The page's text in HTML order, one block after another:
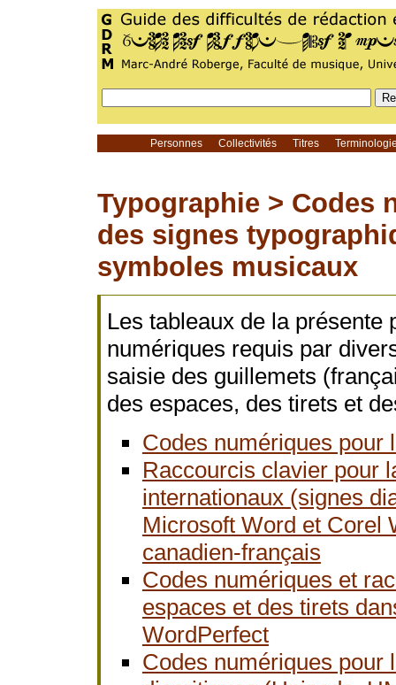
Personnes Collectivités Titres
Typographie > Codes
des signes
symboles musicaux
Les tableaux de la présente
numériques requis par
saisie des guillemets
des espaces, des tirets et
Codes numériques pour
Raccourcis clavier pour
internationaux (signes
Microsoft Word et Corel
canadien-français
Codes numériques et
espaces et des tirets
WordPerfect
Codes numériques pour